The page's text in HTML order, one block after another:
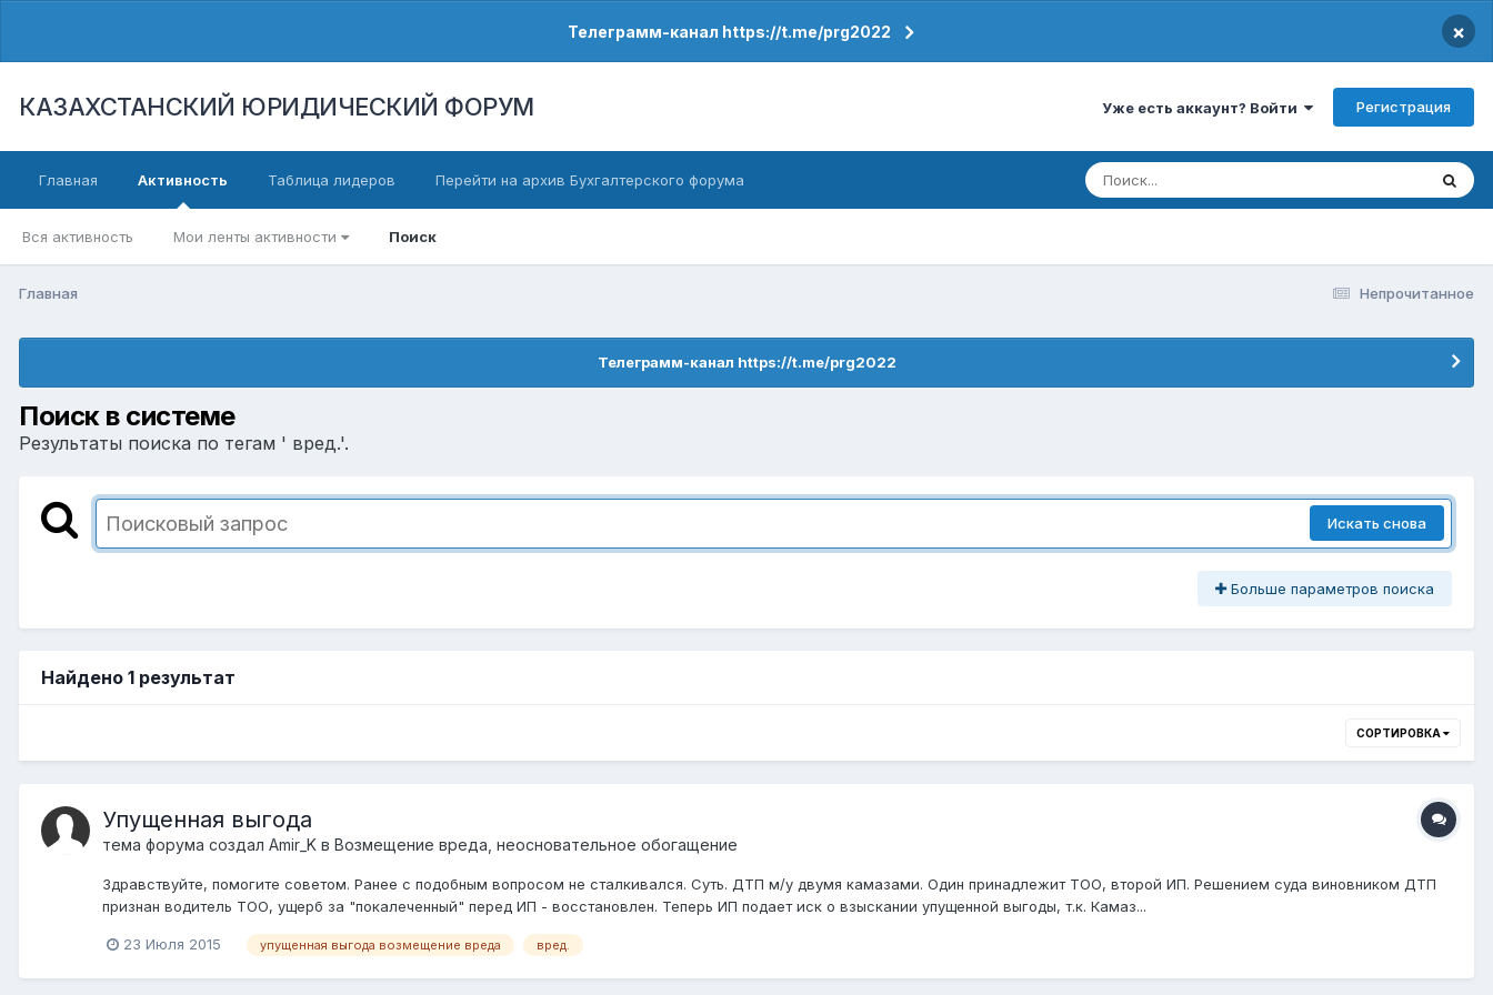
Телеграмм-канал https://t.me/prg2022 ×
КАЗАХСТАНСКИЙ ЮРИДИЧЕСКИЙ ФОРУМ Уже есть аккаунт? Войти Регистрация
Главная Активность
Вся активность Мои ленты активности Поиск
Таблица лидеров Перейти на архив Бухгалтерского форума
Непрочитанное
Главная
Телеграмм-канал https://t.me/prg2022
Поиск в системе
Результаты поиска по тегам ' вред.'.
Искать снова
Больше параметров поиска
Найдено 1 результат
СОРТИРОВКА
Упущенная выгода
тема форума создал Amir_K в Возмещение вреда, неосновательное обогащение
Здравствуйте, помогите советом. Ранее с подобным вопросом не сталкивался. Суть. ДТП м/у двумя камазами. Один принадлежит ТОО, второй ИП. Решением суда виновником ДТП
признан водитель ТОО, ущерб за "покалеченный" перед ИП - восстановлен. Теперь ИП подает иск о взыскании упущенной выгоды, т.к. Камаз...
23 Июля 2015 упущенная выгода возмещение вреда вред.